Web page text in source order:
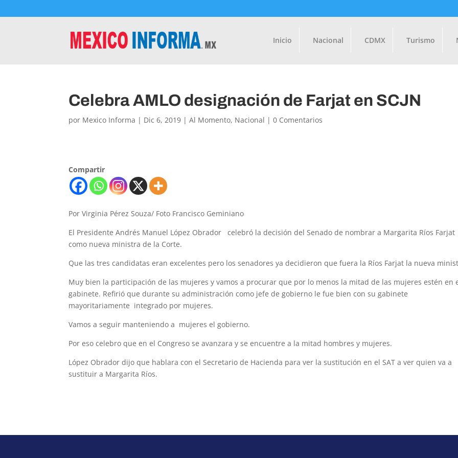
Inicio Nacional CDMX Turismo
Celebra AMLO designación de Farjat en SCJN
por Mexico Informa | Dic 6, 2019 |Al Momento, Nacional |0 Comentarios
Compartir
Por Virginia Pérez Souza/ Foto Francisco Geminiano
El Presidente Andrés Manuel López Obrador celebró la decisión del Senado de nombrar a Margarita Ríos Farjat
como nueva ministra de la Corte.
Que las tres candidatas eran excelentes pero los senadores ya decidieron que fuera la Ríos Farjat la nueva
Muy bien la participación de las mujeres y vamos a procurar que por lo menos la mitad de las mujeres estén en
gabinete. Refirió que durante su administración como jefe de gobierno le fue bien con su gabinete
mayoritariamente integrado por mujeres.
Vamos a seguir manteniendo a mujeres el gobierno.
Por eso celebro que en el Congreso se avanzara y se encuentre a la mitad hombres y mujeres.
López Obrador dijo que hablara con el Secretario de Hacienda para ver la sustitución en el SAT a ver quien va a
sustituir a Margarita Ríos.